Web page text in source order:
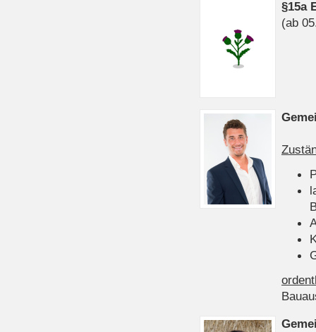
§15a
(ab